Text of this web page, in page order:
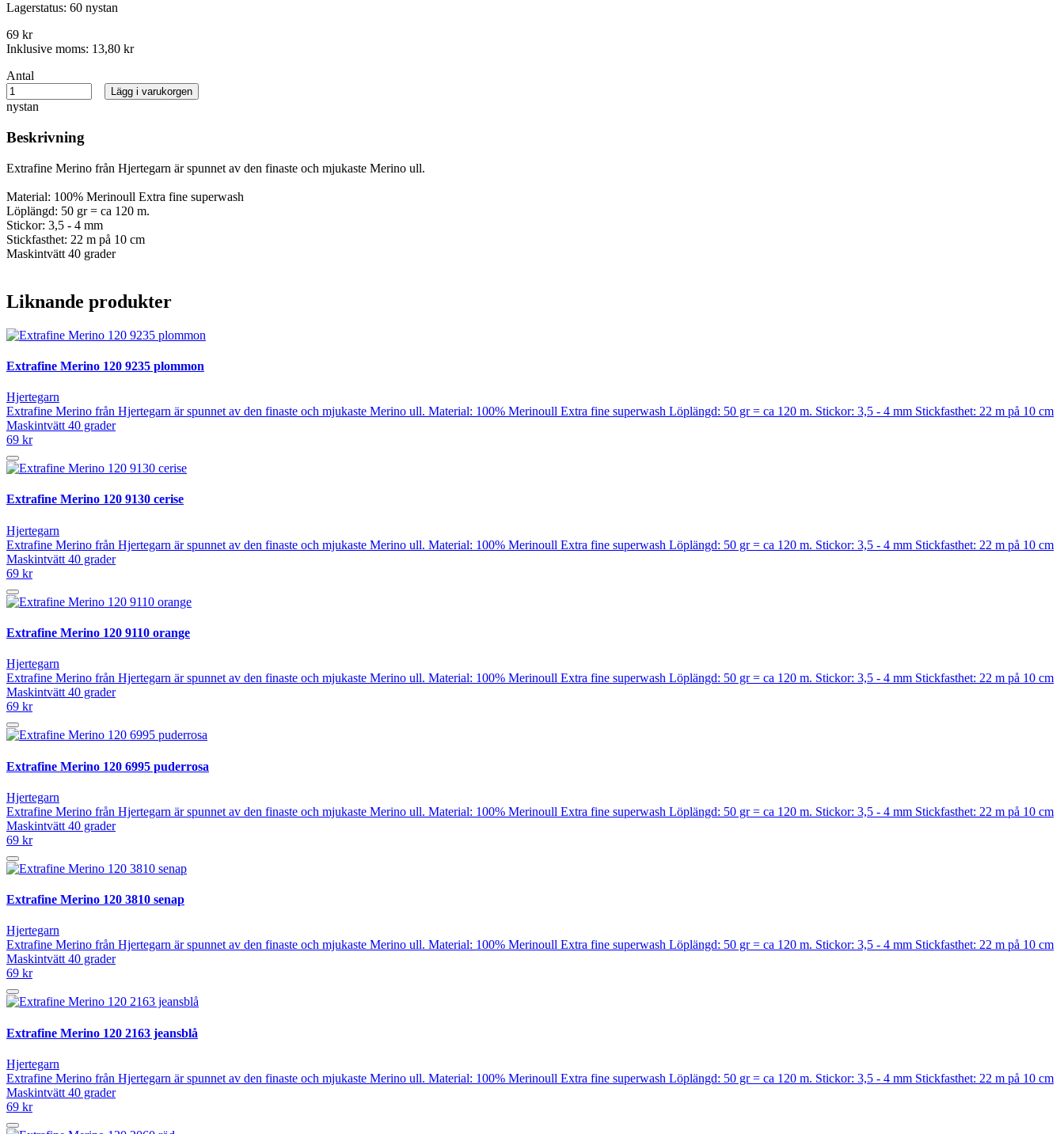
Lagerstatus: 60 nystan
69 kr
Inklusive moms: 13,80 kr
Antal
nystan
Lägg i varukorgen
Beskrivning
Extrafine Merino från Hjertegarn är spunnet av den finaste och mjukaste Merino ull.
Material: 100% Merinoull Extra fine superwash
Löplängd: 50 gr = ca 120 m.
Stickor: 3,5 - 4 mm
Stickfasthet: 22 m på 10 cm
Maskintvätt 40 grader
Liknande produkter
Extrafine Merino 120 9235 plommon
Hjertegarn
Extrafine Merino från Hjertegarn är spunnet av den finaste och mjukaste Merino ull. Material: 100% Merinoull Extra fine superwash Löplängd: 50 gr = ca 120 m. Stickor: 3,5 - 4 mm Stickfasthet: 22 m på 10 cm
Maskintvätt 40 grader
69 kr
Extrafine Merino 120 9130 cerise
Hjertegarn
Extrafine Merino från Hjertegarn är spunnet av den finaste och mjukaste Merino ull. Material: 100% Merinoull Extra fine superwash Löplängd: 50 gr = ca 120 m. Stickor: 3,5 - 4 mm Stickfasthet: 22 m på 10 cm
Maskintvätt 40 grader
69 kr
Extrafine Merino 120 9110 orange
Hjertegarn
Extrafine Merino från Hjertegarn är spunnet av den finaste och mjukaste Merino ull. Material: 100% Merinoull Extra fine superwash Löplängd: 50 gr = ca 120 m. Stickor: 3,5 - 4 mm Stickfasthet: 22 m på 10 cm
Maskintvätt 40 grader
69 kr
Extrafine Merino 120 6995 puderrosa
Hjertegarn
Extrafine Merino från Hjertegarn är spunnet av den finaste och mjukaste Merino ull. Material: 100% Merinoull Extra fine superwash Löplängd: 50 gr = ca 120 m. Stickor: 3,5 - 4 mm Stickfasthet: 22 m på 10 cm
Maskintvätt 40 grader
69 kr
Extrafine Merino 120 3810 senap
Hjertegarn
Extrafine Merino från Hjertegarn är spunnet av den finaste och mjukaste Merino ull. Material: 100% Merinoull Extra fine superwash Löplängd: 50 gr = ca 120 m. Stickor: 3,5 - 4 mm Stickfasthet: 22 m på 10 cm
Maskintvätt 40 grader
69 kr
Extrafine Merino 120 2163 jeansblå
Hjertegarn
Extrafine Merino från Hjertegarn är spunnet av den finaste och mjukaste Merino ull. Material: 100% Merinoull Extra fine superwash Löplängd: 50 gr = ca 120 m. Stickor: 3,5 - 4 mm Stickfasthet: 22 m på 10 cm
Maskintvätt 40 grader
69 kr